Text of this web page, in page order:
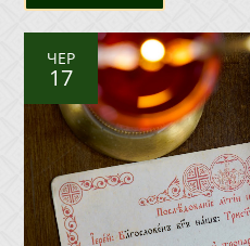
ЧЕР
17